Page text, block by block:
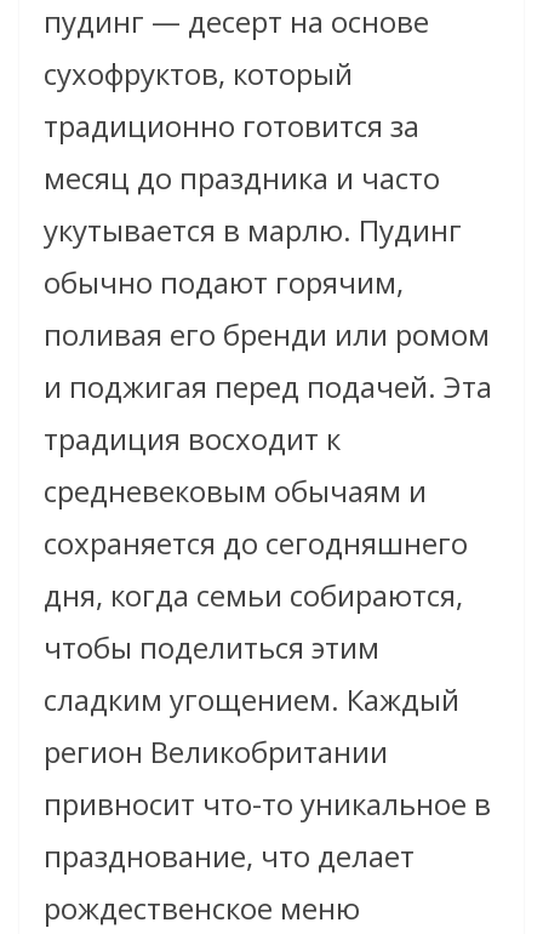
пудинг — десерт на основе
сухофруктов, который
традиционно готовится за
месяц до праздника и часто
укутывается в марлю. Пудинг
обычно подают горячим,
поливая его бренди или ромом
и поджигая перед подачей. Эта
традиция восходит к
средневековым обычаям и
сохраняется до сегодняшнего
дня, когда семьи собираются,
чтобы поделиться этим
сладким угощением. Каждый
регион Великобритании
привносит что-то уникальное в
празднование, что делает
рождественское меню